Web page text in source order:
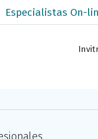
Especialistas On-